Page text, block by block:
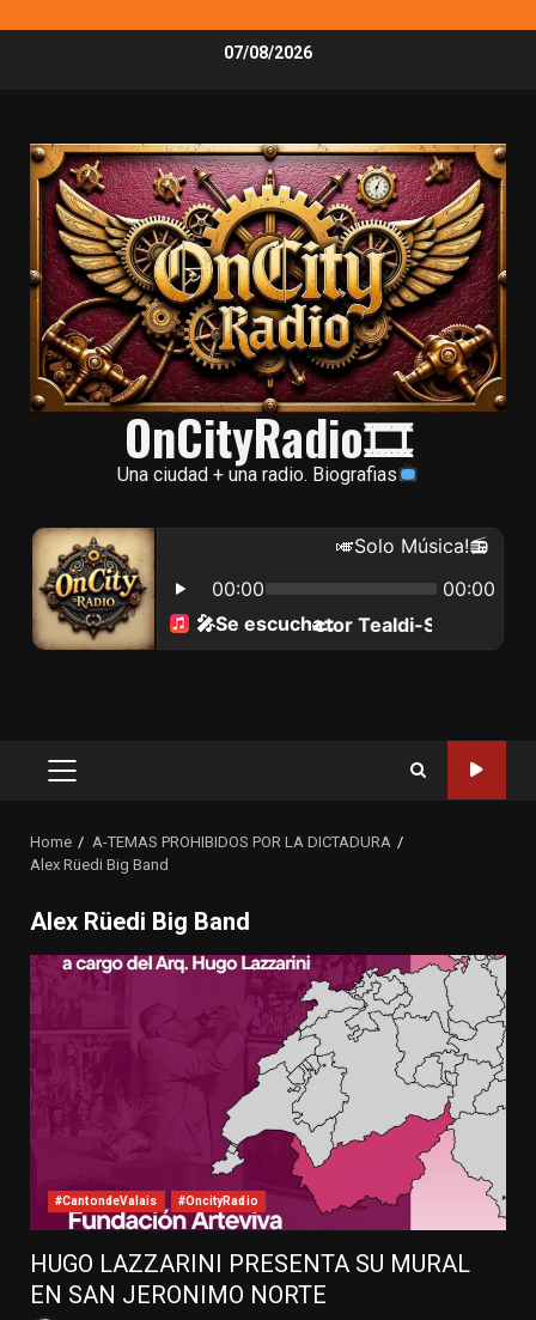
07/08/2026
OnCityRadio🎞
Una ciudad + una radio. Biografias
Primary
Home
A-TEMAS PROHIBIDOS POR LA DICTADURA
Alex Rüedi Big Band
Alex Rüedi Big Band
#CantondeValais #OncityRadio
HUGO LAZZARINI PRESENTA SU MURAL
EN SAN JERONIMO NORTE